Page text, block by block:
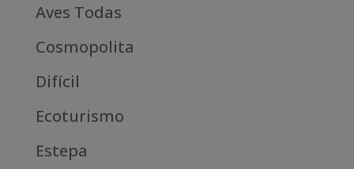
Aves Todas
Cosmopolita
Difícil
Ecoturismo
Estepa